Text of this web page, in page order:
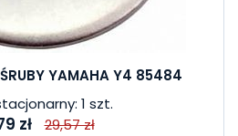
YAMAHA Y4 85484
1 szt.
zł 29,57 zł